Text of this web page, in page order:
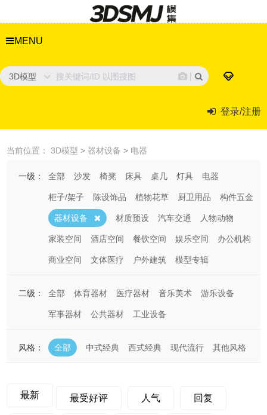
MENU
3D模型
登录/注册
当前位置： 3D模型 > 器材设备 > 电器
一级： 全部 沙发 椅凳 床具 桌几 灯具 电器
柜子/架子 陈设饰品 植物花草 厨卫用品 构件五金
器材设备 材质预设 汽车交通 人物动物
家装空间 酒店空间 餐饮空间 娱乐空间 办公机构
商业空间 文体医疗 户外建筑 模型专辑
二级： 全部 体育器材 医疗器材 音乐美术 游乐设备
军事器材 公共器材 工业设备
风格： 全部 中式经典 西式经典 现代流行 其他风格
最新 最受好评 人气 回复